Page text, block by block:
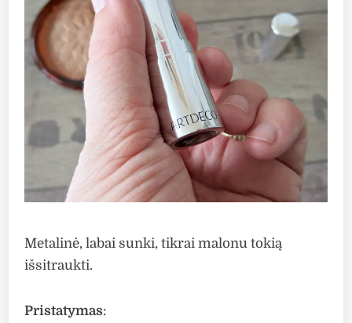
Metalinė, labai sunki, tikrai malonu tokią
išsitraukti.
Pristatymas: